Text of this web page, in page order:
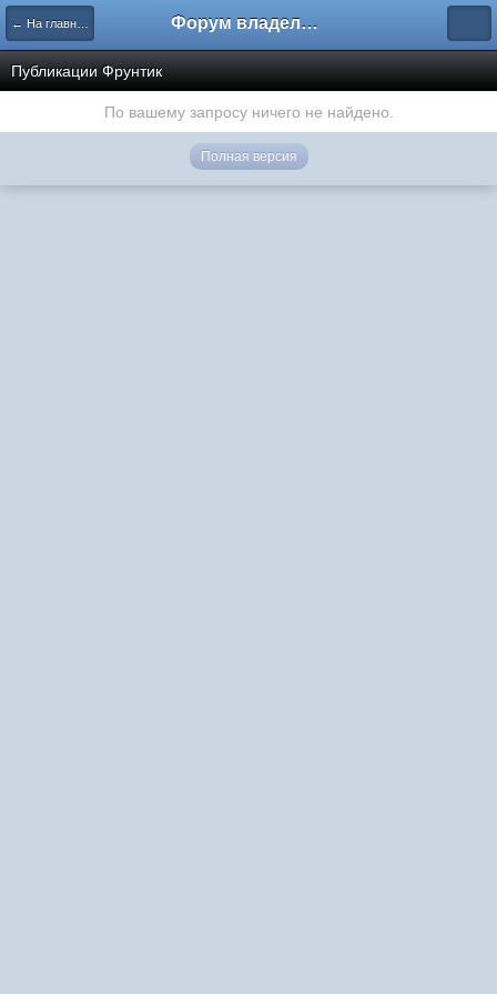
← На главную Форум владельцев интернет-магазинов
Публикации Фрунтик
По вашему запросу ничего не найдено.
Полная версия